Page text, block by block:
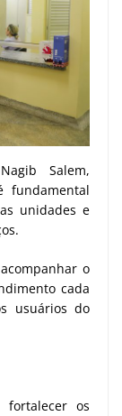
Salem,
fundamental
unidades e
o
cada
usuários do
os